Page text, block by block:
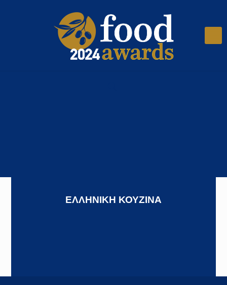
ΕΛΛΗΝΙΚΗ ΚΟΥΖΙΝΑ